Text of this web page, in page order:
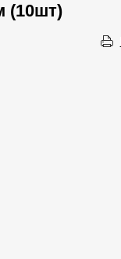
(10шт)